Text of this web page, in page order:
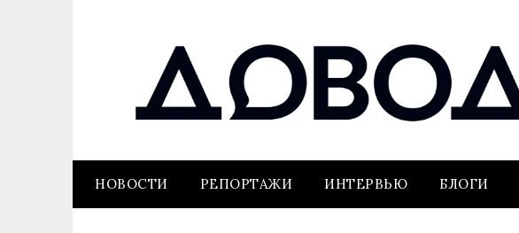
НОВОСТИ РЕПОРТАЖИ ИНТЕРВЬЮ БЛОГИ